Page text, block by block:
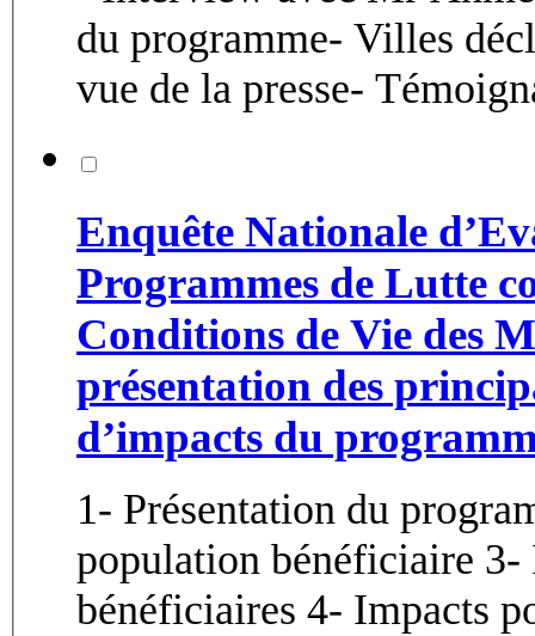
du programme- Villes
vue de la presse-
Enquête Nationale
Programmes de Lutte
Conditions de Vie des
présentation des
d’impacts du
1- Présentation du
population bénéficiaire 3-
bénéficiaires 4- Impacts